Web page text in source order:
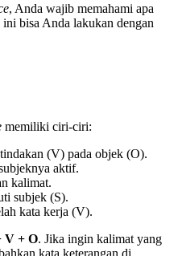
, Anda wajib memahami apa
bisa Anda lakukan dengan
memiliki ciri-ciri:
(V) pada objek (O).
aktif.
kalimat.
subjek (S).
kata kerja (V).
V + O. Jika ingin kalimat yang
kata keterangan di